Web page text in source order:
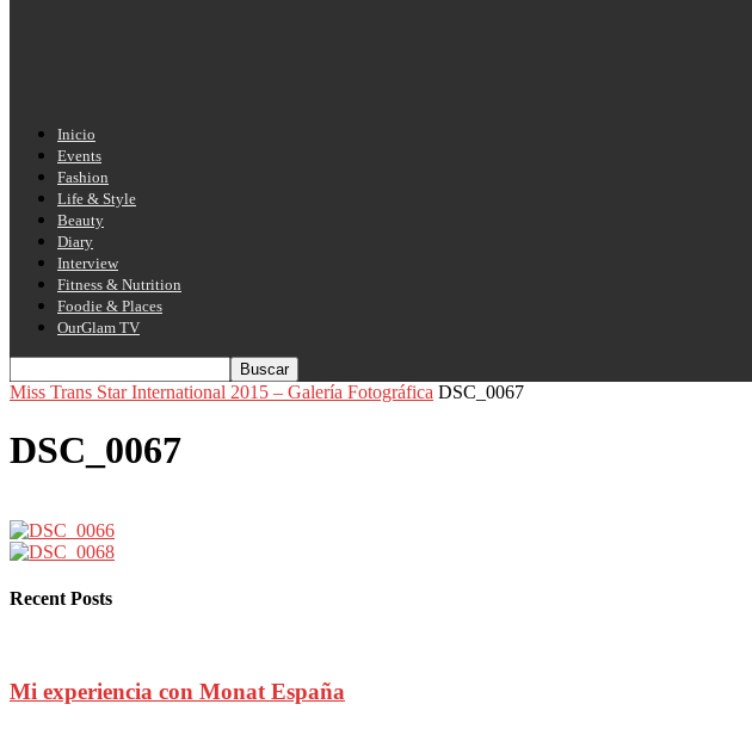
Inicio
Events
Fashion
Life & Style
Beauty
Diary
Interview
Fitness & Nutrition
Foodie & Places
OurGlam TV
Miss Trans Star International 2015 – Galería Fotográfica DSC_0067
DSC_0067
Recent Posts
Mi experiencia con Monat España